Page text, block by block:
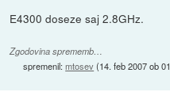
E4300 doseze saj 2.8GHz.
Zgodovina sprememb…
spremenil:mtosev(14. feb 2007 ob